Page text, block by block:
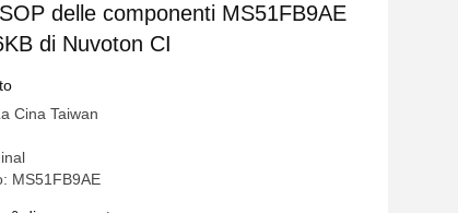
delle componenti MS51FB9AE
di Nuvoton CI
Cina Taiwan
MS51FB9AE